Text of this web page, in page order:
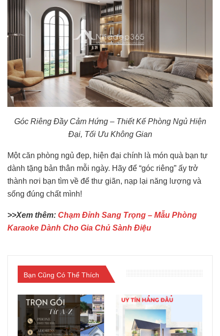
Góc Riêng Đầy Cảm Hứng – Thiết Kế Phòng Ngủ Hiện
Đại, Tối Ưu Không Gian
Một căn phòng ngủ đẹp, hiện đại chính là món quà bạn tự
dành tặng bản thân mỗi ngày. Hãy để “góc riêng” ấy trở
thành nơi bạn tìm về để thư giãn, nạp lại năng lượng và
sống đúng chất mình!
>>Xem thêm: Chạm Đỉnh Sang Trọng – Mẫu Phòng
Karaoke Dành Cho Gia Chủ Sành Điệu
Bạn Cũng Có Thể Thích